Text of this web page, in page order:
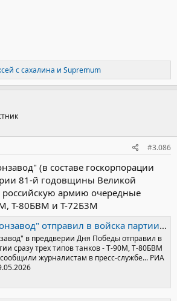
с сахалина и Supremum
#3.086
(в составе госкорпорации
81-й годовщины Великой
армию очередные
Т-80БВМ и Т-72Б3М
отправил в войска партии сразу трех типов танков
в преддверии Дня Победы отправил в
сразу трех типов танков - Т-90М, Т-80БВМ
журналистам в пресс-службе... РИА